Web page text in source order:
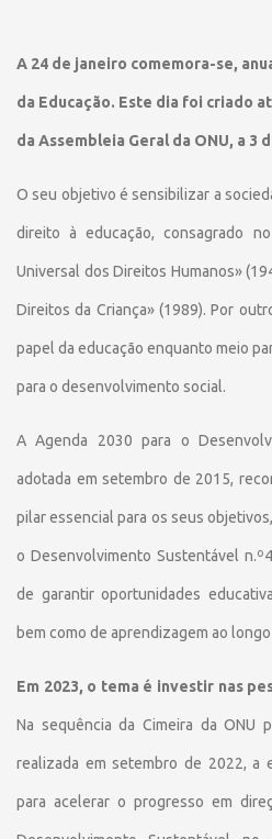
A 24 de janeiro comemora-se,
da Educação. Este dia foi criado
da Assembleia Geral da ONU, a 3
O seu objetivo é sensibilizar a
direito à educação, consagrado
Universal dos Direitos Humanos»
Direitos da Criança» (1989). Por
papel da educação enquanto meio
para o desenvolvimento social.
A Agenda 2030 para o
adotada em setembro de 2015,
pilar essencial para os seus
o Desenvolvimento Sustentável
de garantir oportunidades
bem como de aprendizagem ao longo
Em 2023, o tema é investir nas
Na sequência da Cimeira da ONU
realizada em setembro de 2022, a
para acelerar o progresso em